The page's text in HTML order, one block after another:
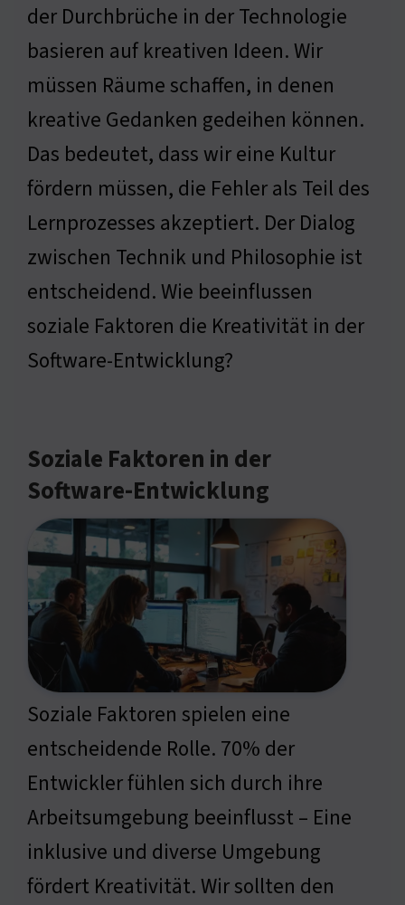
der Durchbrüche in der Technologie
basieren auf kreativen Ideen. Wir
müssen Räume schaffen, in denen
kreative Gedanken gedeihen können.
Das bedeutet, dass wir eine Kultur
fördern müssen, die Fehler als Teil des
Lernprozesses akzeptiert. Der Dialog
zwischen Technik und Philosophie ist
entscheidend. Wie beeinflussen
soziale Faktoren die Kreativität in der
Software-Entwicklung?
Soziale Faktoren in der
Software-Entwicklung
Soziale Faktoren spielen eine
entscheidende Rolle. 70% der
Entwickler fühlen sich durch ihre
Arbeitsumgebung beeinflusst – Eine
inklusive und diverse Umgebung
fördert Kreativität. Wir sollten den